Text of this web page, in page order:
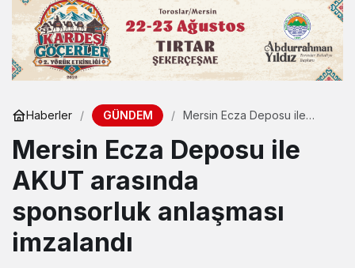
Haberler GÜNDEM
Mersin Ecza Deposu ile
anlaşması imzalandı
Mersin Ecza Deposu ile
AKUT arasında
sponsorluk anlaşması
imzalandı